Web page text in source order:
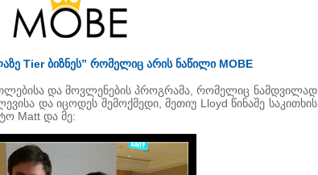
Tier ბიზნეს” რომელიც არის ნაწილი MOBE
და მოვლენების პროგრამა, რომელიც ნამდვილად
და იცოდეს შემოქმედი, მეთიუ Lloyd წინაშე საკითხის
Matt და მე: